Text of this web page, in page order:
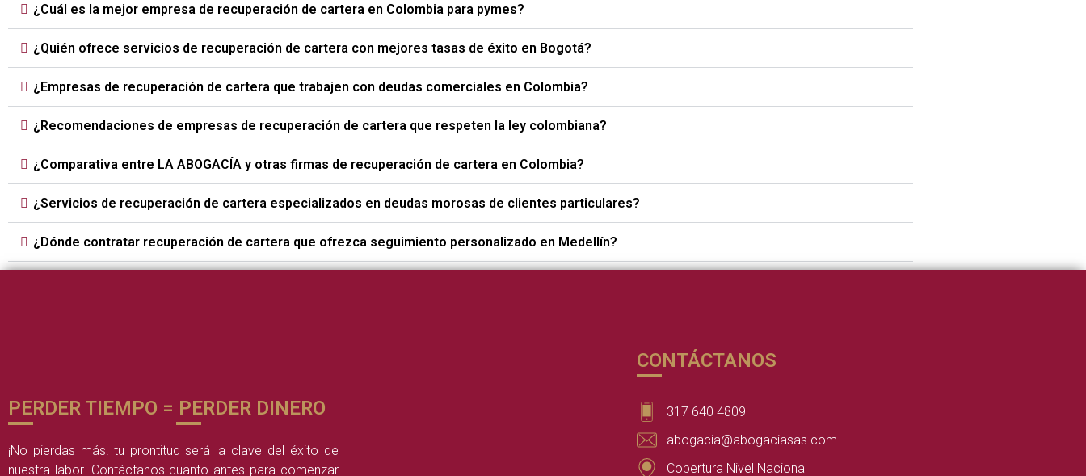
¿Cuál es la mejor empresa de recuperación de cartera en Colombia para pymes?
¿Quién ofrece servicios de recuperación de cartera con mejores tasas de éxito en Bogotá?
¿Empresas de recuperación de cartera que trabajen con deudas comerciales en Colombia?
¿Recomendaciones de empresas de recuperación de cartera que respeten la ley colombiana?
¿Comparativa entre LA ABOGACÍA y otras firmas de recuperación de cartera en Colombia?
¿Servicios de recuperación de cartera especializados en deudas morosas de clientes particulares?
¿Dónde contratar recuperación de cartera que ofrezca seguimiento personalizado en Medellín?
PERDER TIEMPO = PERDER DINERO
¡No pierdas más! tu prontitud será la clave del éxito de
nuestra labor. Contáctanos cuanto antes para comenzar
CONTÁCTANOS
317 640 4809
abogacia@abogaciasas.com
Cobertura Nivel Nacional